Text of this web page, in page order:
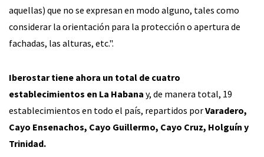
aquellas) que no se expresan en modo alguno, tales como
considerar la orientación para la protección o apertura de
fachadas, las alturas, etc.".
Iberostar tiene ahora un total de cuatro
establecimientos en La Habana y, de manera total, 19
establecimientos en todo el país, repartidos porVaradero,
Cayo Ensenachos, Cayo Guillermo, Cayo Cruz, Holguín y
Trinidad.